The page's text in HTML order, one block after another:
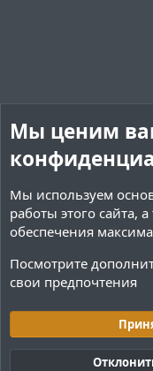
Cookies Тёмная
Обратная связь
Мы ценим
Мы используем
работы этого сайта,
обеспечения
Посмотрите
свои предпочтения